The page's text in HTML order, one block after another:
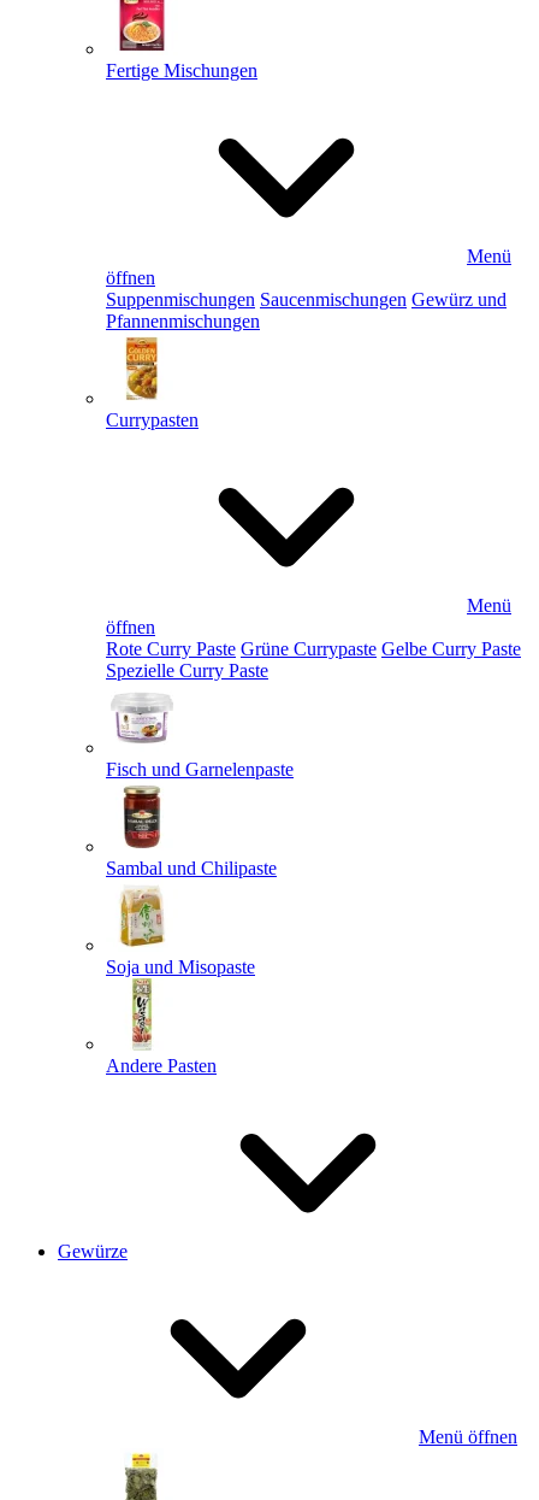
Fertige Mischungen
Menü
öffnen
Suppenmischungen Saucenmischungen Gewürz und
Pfannenmischungen
Currypasten
Menü
öffnen
Rote Curry Paste Grüne Currypaste Gelbe Curry Paste
Spezielle Curry Paste
Fisch und Garnelenpaste
Sambal und Chilipaste
Soja und Misopaste
Andere Pasten
Gewürze
Menü öffnen